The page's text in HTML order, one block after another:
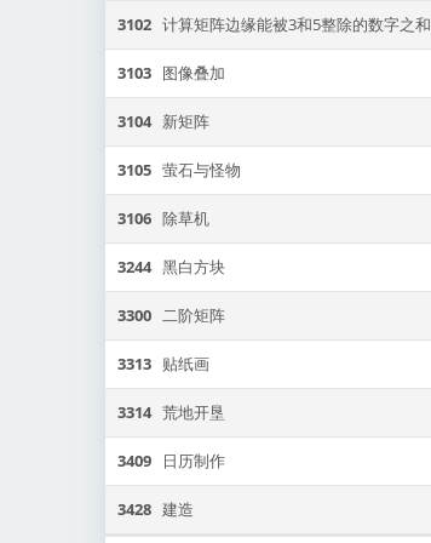
3102 计算矩阵边缘能被3和5整除的数字之和
3103 图像叠加
3104新矩阵
3105 萤石与怪物
3106 除草机
3244黑白方块
3300 二阶矩阵
3313 贴纸画
3314荒地开垦
3409 日历制作
3428 建造